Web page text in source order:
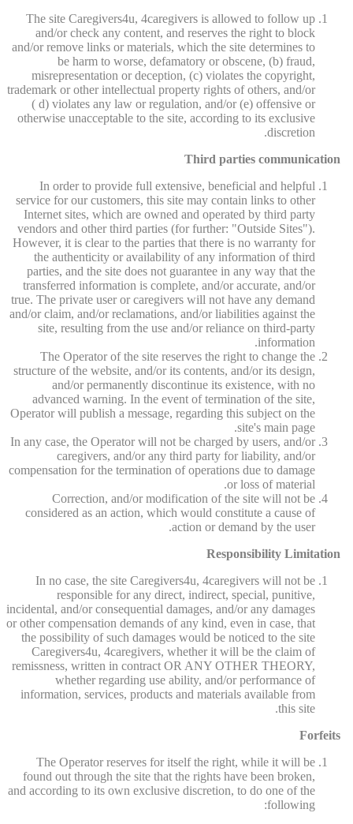
The site Caregivers4u, 4caregivers is allowed to follow up
and/or check any content, and reserves the right to block
and/or remove links or materials, which the site determines to
be harm to worse, defamatory or obscene, (b) fraud,
misrepresentation or deception, (c) violates the copyright,
trademark or other intellectual property rights of others, and/or
( d) violates any law or regulation, and/or (e) offensive or
otherwise unacceptable to the site, according to its exclusive
discretion.
Third parties communication
In order to provide full extensive, beneficial and helpful
service for our customers, this site may contain links to other
Internet sites, which are owned and operated by third party
vendors and other third parties (for further: "Outside Sites").
However, it is clear to the parties that there is no warranty for
the authenticity or availability of any information of third
parties, and the site does not guarantee in any way that the
transferred information is complete, and/or accurate, and/or
true. The private user or caregivers will not have any demand
and/or claim, and/or reclamations, and/or liabilities against the
site, resulting from the use and/or reliance on third-party
information.
The Operator of the site reserves the right to change the
structure of the website, and/or its contents, and/or its design,
and/or permanently discontinue its existence, with no
advanced warning. In the event of termination of the site,
Operator will publish a message, regarding this subject on the
site's main page.
In any case, the Operator will not be charged by users, and/or
caregivers, and/or any third party for liability, and/or
compensation for the termination of operations due to damage
or loss of material.
Correction, and/or modification of the site will not be
considered as an action, which would constitute a cause of
action or demand by the user.
Responsibility Limitation
In no case, the site Caregivers4u, 4caregivers will not be
responsible for any direct, indirect, special, punitive,
incidental, and/or consequential damages, and/or any damages
or other compensation demands of any kind, even in case, that
the possibility of such damages would be noticed to the site
Caregivers4u, 4caregivers, whether it will be the claim of
remissness, written in contract OR ANY OTHER THEORY,
whether regarding use ability, and/or performance of
information, services, products and materials available from
this site.
Forfeits
The Operator reserves for itself the right, while it will be
found out through the site that the rights have been broken,
and according to its own exclusive discretion, to do one of the
following: